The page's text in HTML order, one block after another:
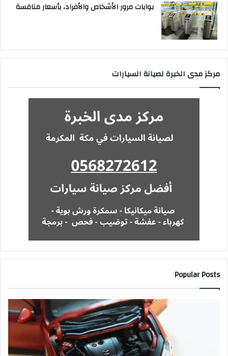
بوابات مرور الأشخاص والأفراد، بأسعار منافسة
مركز مدى الخبرة لصيانة السيارات
Popular Posts